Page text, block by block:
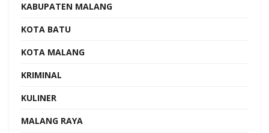
KABUPATEN MALANG
KOTA BATU
KOTA MALANG
KRIMINAL
KULINER
MALANG RAYA